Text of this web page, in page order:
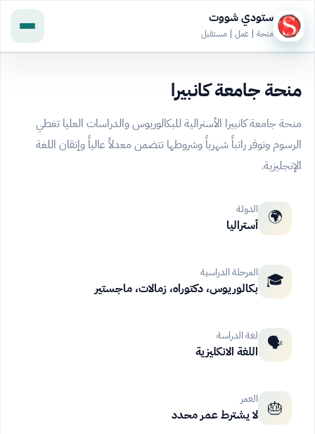
ستودي شووت
منحة | عمل | مستقبل
منحة جامعة كانبيرا
منحة جامعة كانبيرا الأسترالية للبكالوريوس والدراسات العليا تغطي
الرسوم وتوفر راتباً شهرياً وشروطها تتضمن معدلاً عالياً وإتقان اللغة
الإنجليزية.
🌍 الدولة
أستراليا
🎓 المرحلة الدراسية
بكالوريوس، دكتوراه، زمالات، ماجستير
🗣️ لغة الدراسة
اللغة الانكليزية
🎂 العمر
لا يشترط عمر محدد